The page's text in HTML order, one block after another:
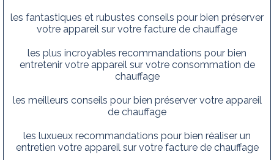
les fantastiques et rubustes conseils pour bien préserver
votre appareil sur votre facture de chauffage
les plus incroyables recommandations pour bien
entretenir votre appareil sur votre consommation de
chauffage
les meilleurs conseils pour bien préserver votre appareil
de chauffage
les luxueux recommandations pour bien réaliser un
entretien votre appareil sur votre facture de chauffage